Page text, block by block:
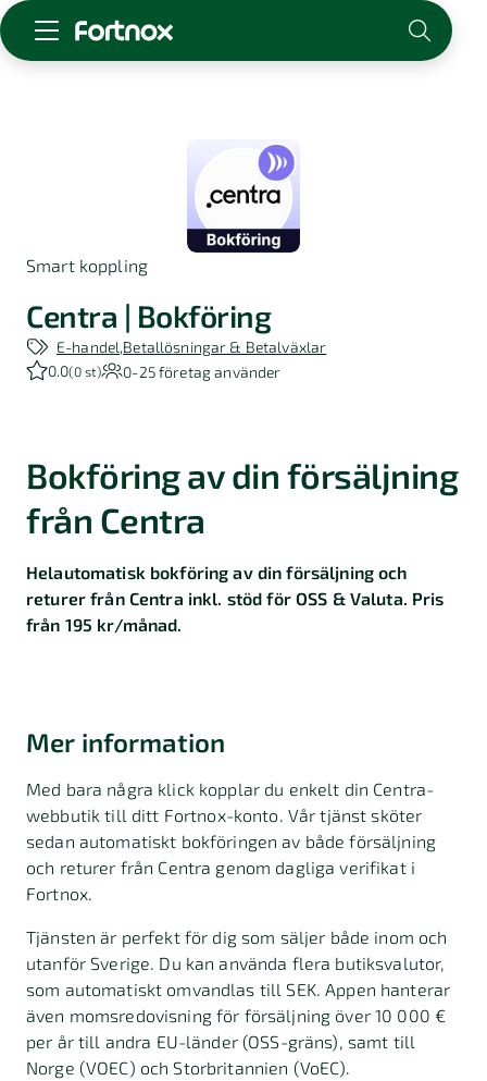
För redovisningsbyrån
Kunskap & inspiration
Logga in
Om Fortnox
Karriär
Kontakt
Smart koppling
Centra | Bokföring
E-handel Betallösningar & Betalväxlar
0.0(0 st) 0-25företag använder
Bokföring av din försäljning
från Centra
Helautomatisk bokföring av din försäljning och
returer från Centra inkl. stöd för OSS & Valuta. Pris
från 195 kr/månad.
Mer information
Med bara några klick kopplar du enkelt din Centra-
webbutik till ditt Fortnox-konto. Vår tjänst sköter
sedan automatiskt bokföringen av både försäljning
och returer från Centra genom dagliga verifikat i
Fortnox.
Tjänsten är perfekt för dig som säljer både inom och
utanför Sverige. Du kan använda flera butiksvalutor,
som automatiskt omvandlas till SEK. Appen hanterar
även momsredovisning för försäljning över 10 000 €
per år till andra EU-länder (OSS-gräns), samt till
Norge (VOEC) och Storbritannien (VoEC).